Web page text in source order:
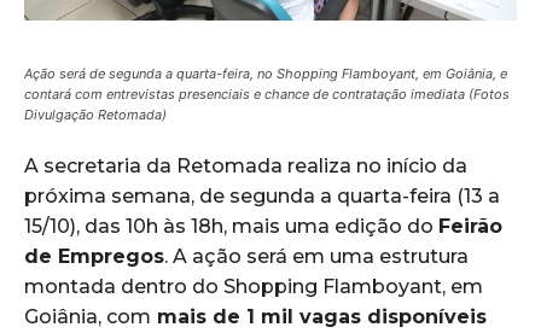
Ação será de segunda a quarta-feira, no Shopping Flamboyant, em Goiânia, e
contará com entrevistas presenciais e chance de contratação imediata (Fotos
Divulgação Retomada)
A secretaria da Retomada realiza no início da
próxima semana, de segunda a quarta-feira (13 a
15/10), das 10h às 18h, mais uma edição do Feirão
de Empregos. A ação será em uma estrutura
montada dentro do Shopping Flamboyant, em
Goiânia, com mais de 1 mil vagas disponíveis